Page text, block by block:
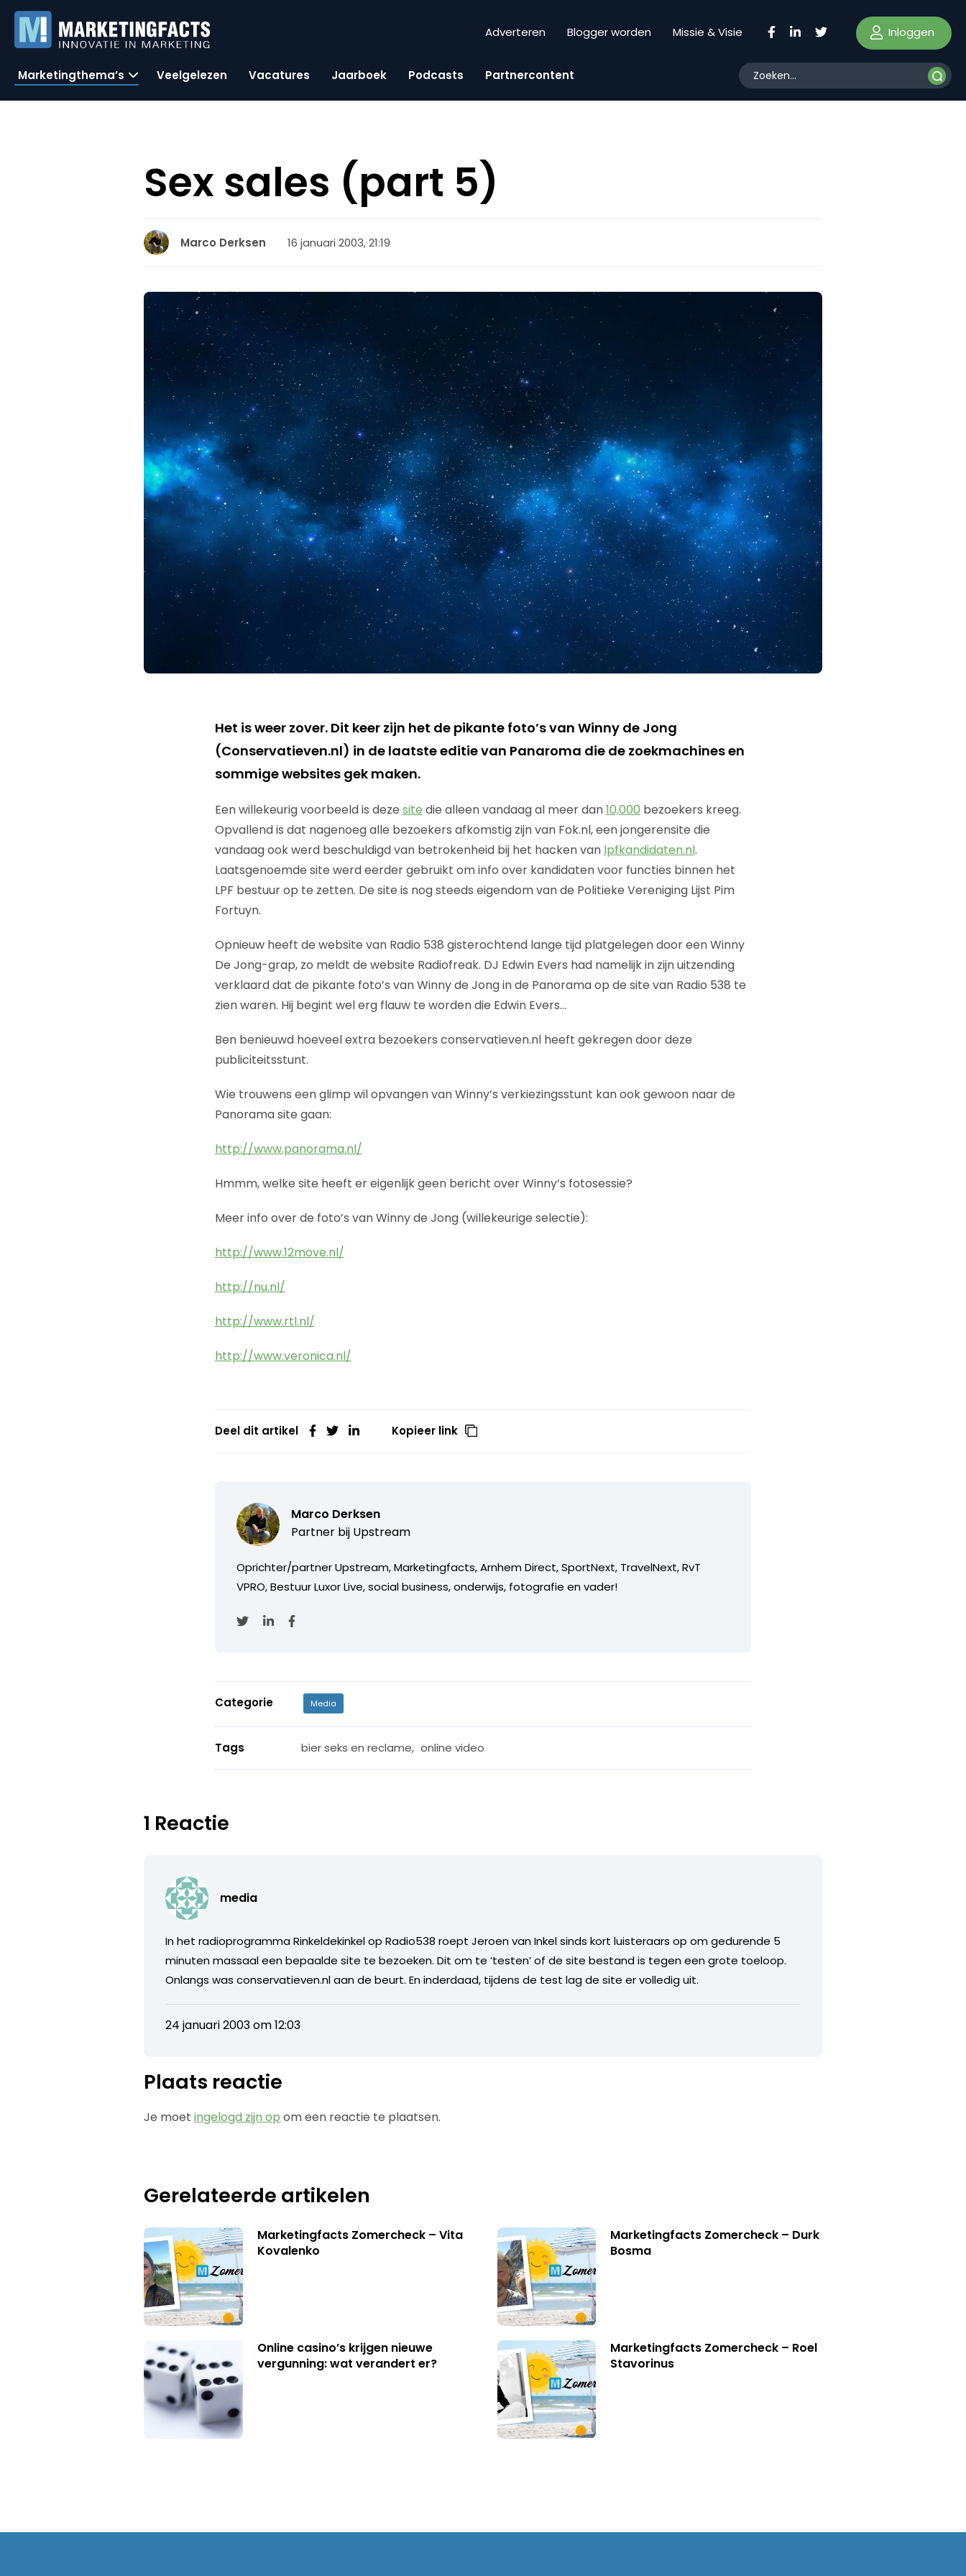
Adverteren Blogger worden Missie & Visie Inloggen
Marketingthema’s Veelgelezen Vacatures Jaarboek Podcasts Partnercontent
Sex sales (part 5)
Marco Derksen 16 januari 2003, 21:19
Het is weer zover. Dit keer zijn het de pikante foto’s van Winny de Jong
(Conservatieven.nl) in de laatste editie van Panaroma die de zoekmachines en
sommige websites gek maken.
Een willekeurig voorbeeld is deze site die alleen vandaag al meer dan10,000 bezoekers kreeg.
Opvallend is dat nagenoeg alle bezoekers afkomstig zijn van Fok.nl, een jongerensite die
vandaag ook werd beschuldigd van betrokenheid bij het hacken van lpfkandidaten.nl.
Laatsgenoemde site werd eerder gebruikt om info over kandidaten voor functies binnen het
LPF bestuur op te zetten. De site is nog steeds eigendom van de Politieke Vereniging Lijst Pim
Fortuyn.
Opnieuw heeft de website van Radio 538 gisterochtend lange tijd platgelegen door een Winny
De Jong-grap, zo meldt de website Radiofreak. DJ Edwin Evers had namelijk in zijn uitzending
verklaard dat de pikante foto’s van Winny de Jong in de Panorama op de site van Radio 538 te
zien waren. Hij begint wel erg flauw te worden die Edwin Evers…
Ben benieuwd hoeveel extra bezoekers conservatieven.nl heeft gekregen door deze
publiciteitsstunt.
Wie trouwens een glimp wil opvangen van Winny’s verkiezingsstunt kan ook gewoon naar de
Panorama site gaan:
http://www.panorama.nl/
Hmmm, welke site heeft er eigenlijk geen bericht over Winny’s fotosessie?
Meer info over de foto’s van Winny de Jong (willekeurige selectie):
http://www.12move.nl/
http://nu.nl/
http://www.rtl.nl/
http://www.veronica.nl/
Deel dit artikel Kopieer link
Marco Derksen
Partner bij Upstream
Oprichter/partner Upstream, Marketingfacts, Arnhem Direct, SportNext, TravelNext, RvT
VPRO, Bestuur Luxor Live, social business, onderwijs, fotografie en vader!
Categorie Media
Tags bier seks en reclame, online video
1 Reactie
media
In het radioprogramma Rinkeldekinkel op Radio538 roept Jeroen van Inkel sinds kort luisteraars op om gedurende 5
minuten massaal een bepaalde site te bezoeken. Dit om te ’testen’ of de site bestand is tegen een grote toeloop.
Onlangs was conservatieven.nl aan de beurt. En inderdaad, tijdens de test lag de site er volledig uit.
24 januari 2003 om 12:03
Plaats reactie
Je moetingelogd zijn op om een reactie te plaatsen.
Gerelateerde artikelen
Marketingfacts Zomercheck – Vita
Kovalenko
Marketingfacts Zomercheck – Durk
Bosma
Online casino’s krijgen nieuwe
vergunning: wat verandert er?
Marketingfacts Zomercheck – Roel
Stavorinus